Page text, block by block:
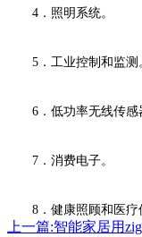
4．照明系统。
5．工业控制和监测
6．低功率无线传感
7．消费电子。
8．健康照顾和医疗
上一篇:智能家居用